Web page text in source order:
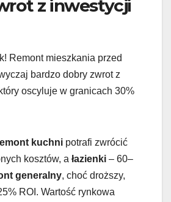
z inwestycji
Remont mieszkania przed
bardzo dobry zwrot z
oscyluje w granicach 30%
kuchni potrafi zwrócić
kosztów, a łazienki – 60–
generalny, choć droższy,
ROI. Wartość rynkowa